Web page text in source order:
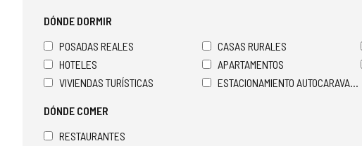
DÓNDE DORMIR
POSADAS REALES
CASAS RURALES
HOTELES
APARTAMENTOS
VIVIENDAS TURÍSTICAS
ESTACIONAMIENTO AUTOCARAVANAS
DÓNDE COMER
RESTAURANTES